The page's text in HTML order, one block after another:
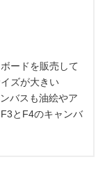
ードを販売して
ズが大きい
バスも油絵やア
とF4のキャンバ